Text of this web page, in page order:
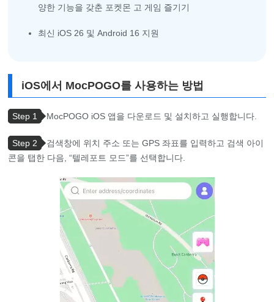
양한 기능을 갖춘 포켓몬 고 게임 즐기기
최신 iOS 26 및 Android 16 지원
iOS에서 MocPOGO를 사용하는 방법
Step 1 MocPOGO iOS 앱을 다운로드 및 설치하고 실행합니다.
Step 2
검색창에 위치 주소 또는 GPS 좌표를 입력하고 검색 아이
콘을 탭한 다음, “텔레포트 모드”를 선택합니다.